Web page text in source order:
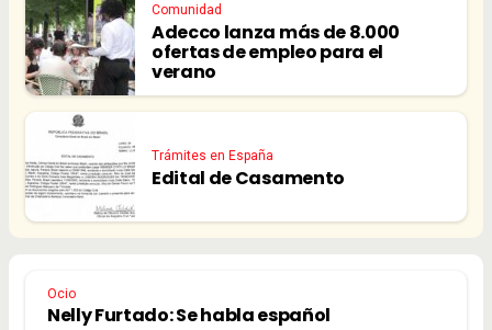
Comunidad
Adecco lanza más de 8.000
ofertas de empleo para el
verano
Trámites en España
Edital de Casamento
Ocio
Nelly Furtado: Se habla español